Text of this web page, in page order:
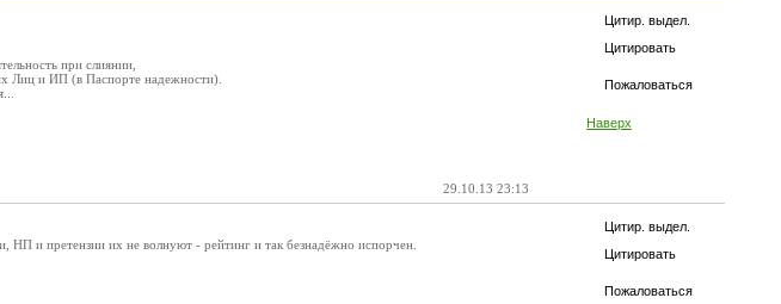
Цитир. выдел.
Цитировать
Пожаловаться
Наверх
при слиянии,
Лиц и ИП (в Паспорте надежности).
29.10.13 23:13
Цитир. выдел.
Цитировать
Пожаловаться
и претензии их не волнуют - рейтинг и так безнадёжно испорчен.